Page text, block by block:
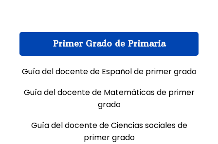
Primer Grado de Primaria
Guía del docente de Español de primer grado
Guía del docente de Matemáticas de primer
grado
Guía del docente de Ciencias sociales de
primer grado